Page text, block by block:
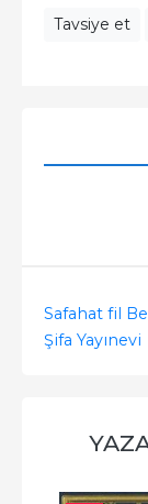
Tavsiye et
Safahat fil
Şifa Yayınevi